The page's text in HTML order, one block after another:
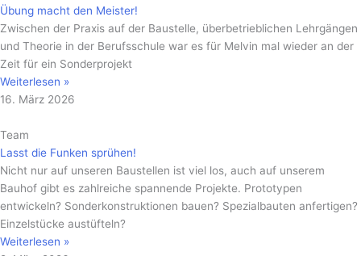
Übung macht den Meister!
Zwischen der Praxis auf der Baustelle, überbetrieblichen Lehrgängen
und Theorie in der Berufsschule war es für Melvin mal wieder an der
Zeit für ein Sonderprojekt
Weiterlesen »
16. März 2026
Team
Lasst die Funken sprühen!
Nicht nur auf unseren Baustellen ist viel los, auch auf unserem
Bauhof gibt es zahlreiche spannende Projekte. Prototypen
entwickeln? Sonderkonstruktionen bauen? Spezialbauten anfertigen?
Einzelstücke austüfteln?
Weiterlesen »